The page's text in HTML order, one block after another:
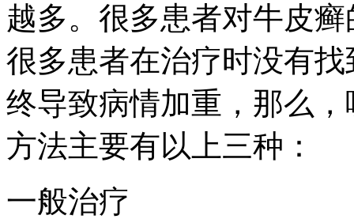
越多。很多患者对牛皮
很多患者在治疗时没有
终导致病情加重，那么
方法主要有以上三种：
一般治疗